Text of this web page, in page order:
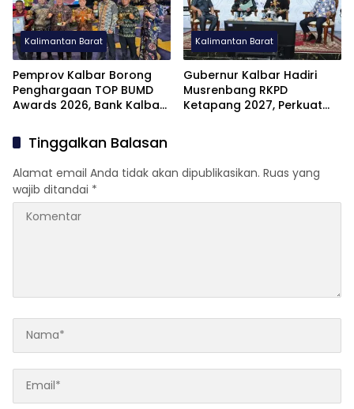
Kalimantan Barat
Pemprov Kalbar Borong
Penghargaan TOP BUMD
Awards 2026, Bank Kalbar
Kalimantan Barat
Gubernur Kalbar Hadiri
Musrenbang RKPD
Ketapang 2027, Perkuat
Tinggalkan Balasan
Alamat email Anda tidak akan dipublikasikan. Ruas yang
wajib ditandai *